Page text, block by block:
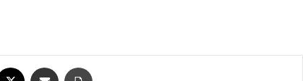
Compartilhar via e-mail